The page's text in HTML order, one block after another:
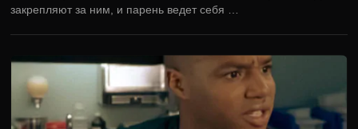
закрепляют за ним, и парень ведет себя …